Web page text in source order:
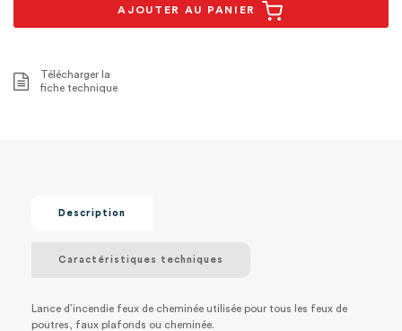
AJOUTER AU PANIER
Télécharger la
fiche technique
Description
Caractéristiques techniques
Lance d’incendie feux de cheminée utilisée pour tous les feux de
poutres, faux plafonds ou cheminée.